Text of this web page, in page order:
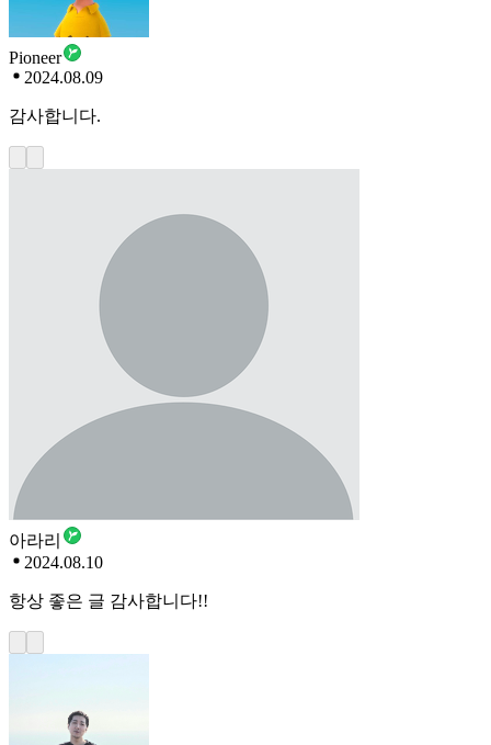
Pioneer
2024.08.09
감사합니다.
아라리
2024.08.10
항상 좋은 글 감사합니다!!